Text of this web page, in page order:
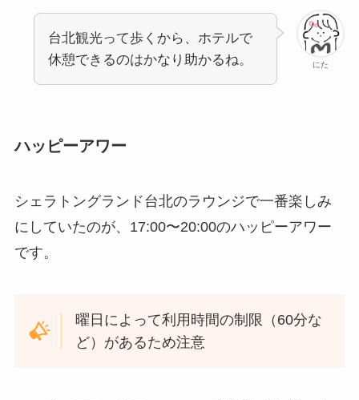
にた
台北観光って歩くから、ホテルで
休憩できるのはかなり助かるね。
ハッピーアワー
シェラトングランド台北のラウンジで一番楽しみ
にしていたのが、17:00〜20:00のハッピーアワー
です。
曜日によって利用時間の制限（60分な
ど）があるため注意